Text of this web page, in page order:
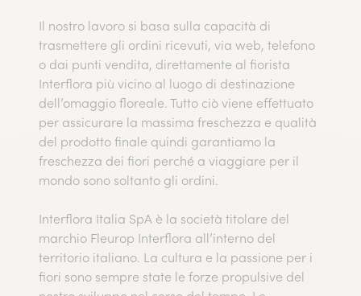
Il nostro lavoro si basa sulla capacità di
trasmettere gli ordini ricevuti, via web, telefono
o dai punti vendita, direttamente al fiorista
Interflora più vicino al luogo di destinazione
dell’omaggio floreale. Tutto ciò viene effettuato
per assicurare la massima freschezza e qualità
del prodotto finale quindi garantiamo la
freschezza dei fiori perché a viaggiare per il
mondo sono soltanto gli ordini.
Interflora Italia SpA è la società titolare del
marchio Fleurop Interflora all’interno del
territorio italiano. La cultura e la passione per i
fiori sono sempre state le forze propulsive del